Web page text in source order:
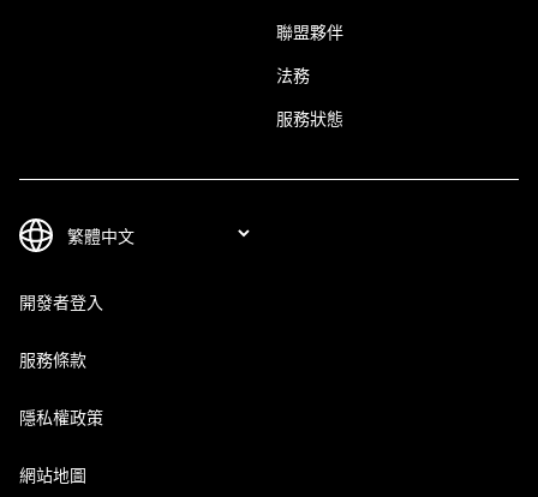
聯盟夥伴
法務
服務狀態
開發者登入
服務條款
隱私權政策
網站地圖